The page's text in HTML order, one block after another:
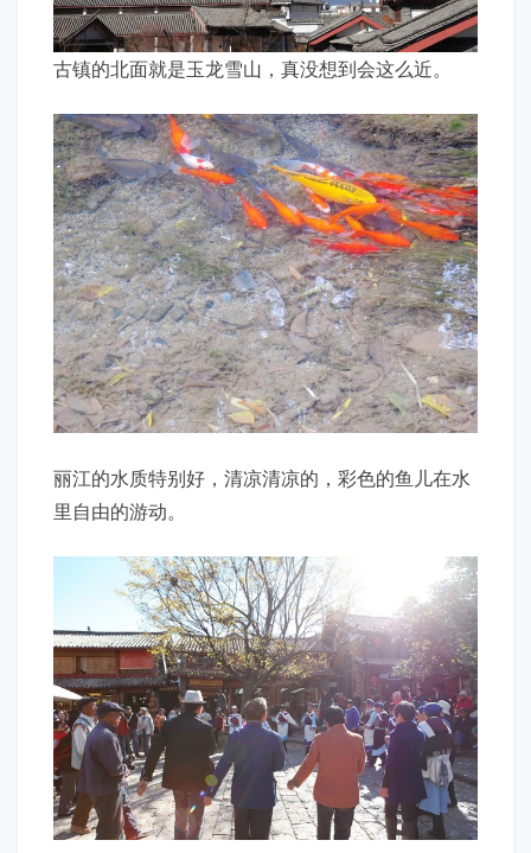
古镇的北面就是玉龙雪山，真没想到会这么近。
丽江的水质特别好，清凉清凉的，彩色的鱼儿在水
里自由的游动。